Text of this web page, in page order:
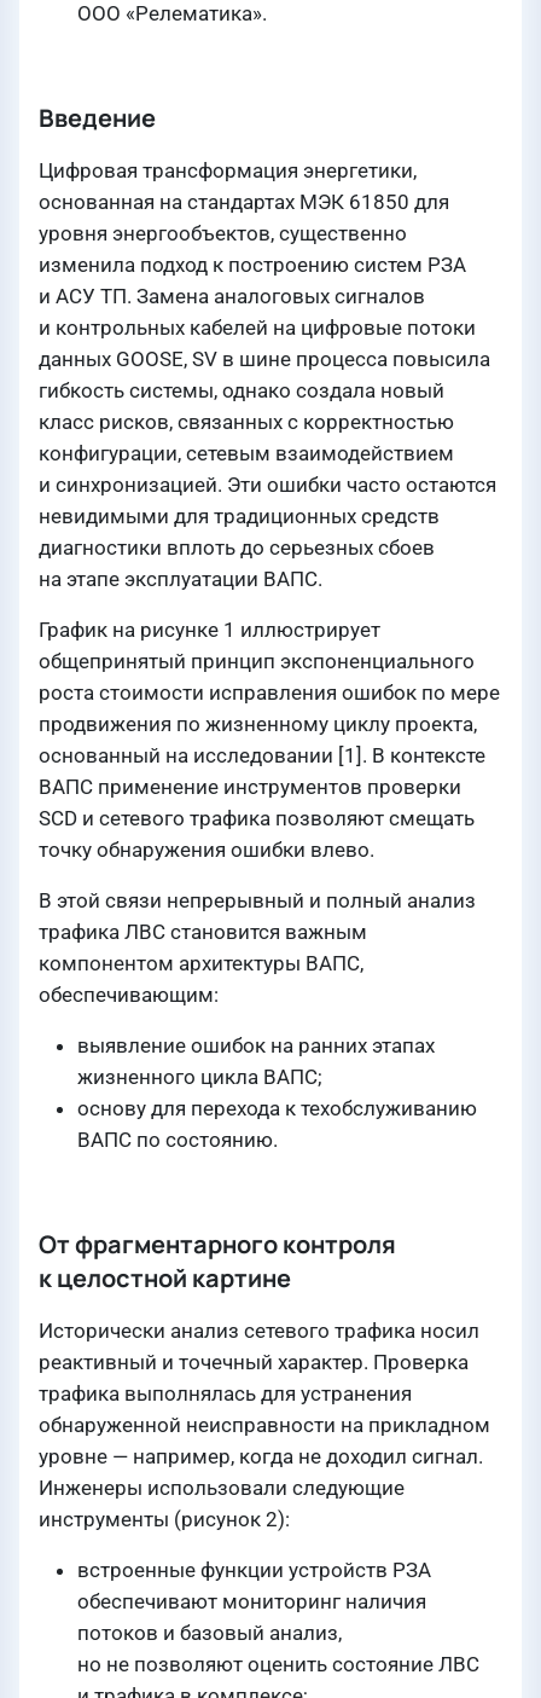
ООО «Релематика».
Введение
Цифровая трансформация энергетики,
основанная на стандартах МЭК 61850 для
уровня энергообъектов, существенно
изменила подход к построению систем РЗА
и АСУ ТП. Замена аналоговых сигналов
и контрольных кабелей на цифровые потоки
данных GOOSE, SV в шине процесса повысила
гибкость системы, однако создала новый
класс рисков, связанных с корректностью
конфигурации, сетевым взаимодействием
и синхронизацией. Эти ошибки часто остаются
невидимыми для традиционных средств
диагностики вплоть до серьезных сбоев
на этапе эксплуатации ВАПС.
График на рисунке 1 иллюстрирует
общепринятый принцип экспоненциального
роста стоимости исправления ошибок по мере
продвижения по жизненному циклу проекта,
основанный на исследовании [1]. В контексте
ВАПС применение инструментов проверки
SCD и сетевого трафика позволяют смещать
точку обнаружения ошибки влево.
В этой связи непрерывный и полный анализ
трафика ЛВС становится важным
компонентом архитектуры ВАПС,
обеспечивающим:
выявление ошибок на ранних этапах
жизненного цикла ВАПС;
основу для перехода к техобслуживанию
ВАПС по состоянию.
От фрагментарного контроля
к целостной картине
Исторически анализ сетевого трафика носил
реактивный и точечный характер. Проверка
трафика выполнялась для устранения
обнаруженной неисправности на прикладном
уровне — например, когда не доходил сигнал.
Инженеры использовали следующие
инструменты (рисунок 2):
встроенные функции устройств РЗА
обеспечивают мониторинг наличия
потоков и базовый анализ,
но не позволяют оценить состояние ЛВС